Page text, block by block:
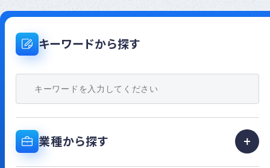
キーワードから探す
業種から探す